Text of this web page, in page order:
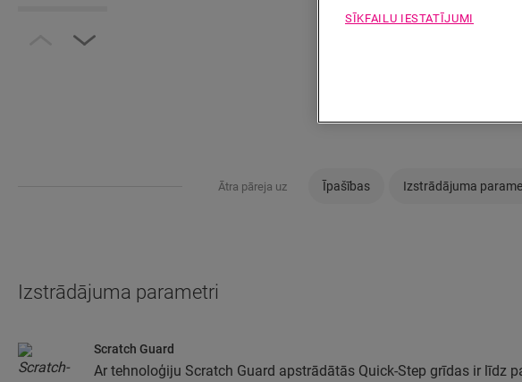
Ātra pāreja uz Īpašības Izstrādājuma
Izstrādājuma parametri
Scratch Guard
Ar tehnoloģiju Scratch Guard apstrādātās Quick-Step grīdas ir līdz
SĪKFAILU IESTATĪJUMI